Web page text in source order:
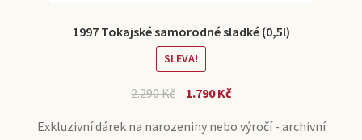
1997 Tokajské samorodné sladké (0,5l)
SLEVA!
2.290Kč 1.790Kč
Exkluzivní dárek na narozeniny nebo výročí - archivní